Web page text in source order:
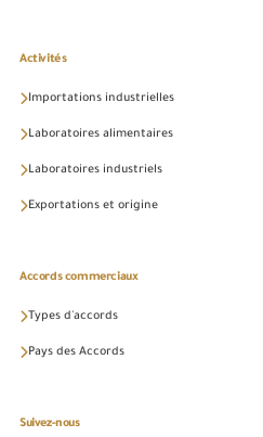
Activités
Importations industrielles
Laboratoires alimentaires
Laboratoires industriels
Exportations et origine
Accords commerciaux
Types d'accords
Pays des Accords
Suivez-nous